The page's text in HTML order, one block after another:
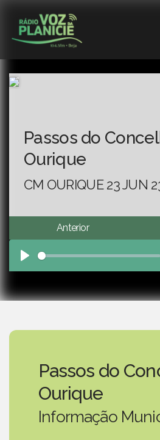
Passos do
Ourique
CM OURIQUE 23 JUN
Anterior
Play
Passos do
Ourique
Informação